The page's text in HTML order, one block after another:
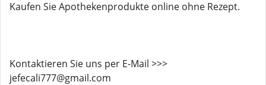
Kaufen Sie Apothekenprodukte online ohne Rezept.
Kontaktieren Sie uns per E-Mail >>>
jefecali777@gmail.com